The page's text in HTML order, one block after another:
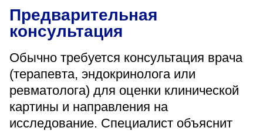
Предварительная
консультация
Обычно требуется консультация врача
(терапевта, эндокринолога или
ревматолога) для оценки клинической
картины и направления на
исследование. Специалист объяснит